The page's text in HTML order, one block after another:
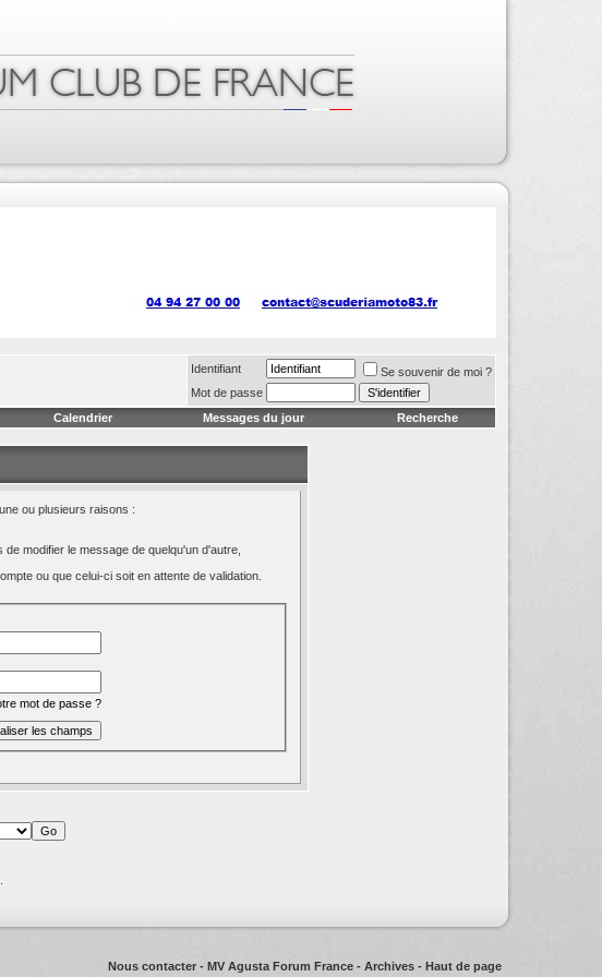
Identifiant
Se souvenir de moi ?
Mot de passe
Calendrier Messages du jour Recherche
ou plusieurs raisons :
modifier le message de quelqu'un d'autre,
ou que celui-ci soit en attente de validation.
mot de passe ?
Nous contacter - MV Agusta Forum France - Archives - Haut de page